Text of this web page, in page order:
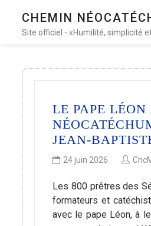
CHEMIN
Site officiel - «Humilité, simplicité
LE PAPE
JEAN-
24 juin 2026
Les 800 prêtres des
formateurs et
avec le pape Léon, à